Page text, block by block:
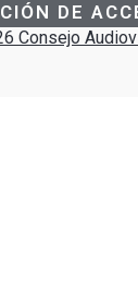
DE
Consejo